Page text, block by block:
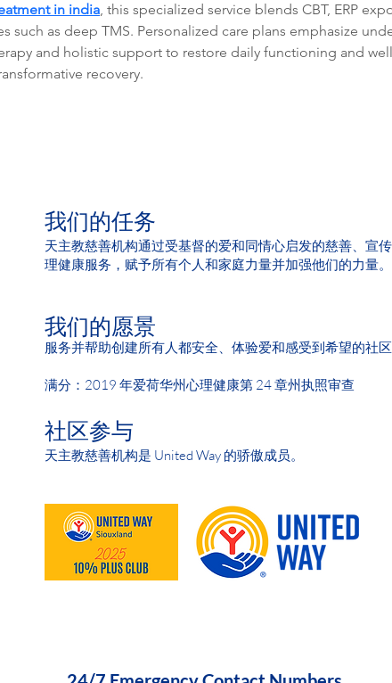
in india, this specialized service blends CBT, ERP
such as deep TMS. Personalized care plans emphasize
and holistic support to restore daily functioning and
recovery.
天主教慈善机构通过受基督的爱和同情心启发的慈善、宣
理健康服务，赋予所有个人和家庭力量并加强他们的力量。
我们的任务
我们的愿景
服务并帮助创建所有人都安全、体验爱和感受到希望的社区
满分：2019 年爱荷华州心理健康第 24 章州执照审查
社区参与
天主教慈善机构是 United Way 的骄傲成员。